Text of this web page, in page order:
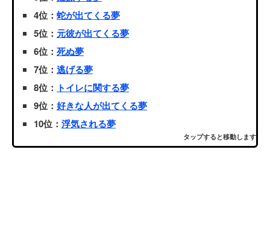
4位： 蛇が出てくる夢
5位： 元彼が出てくる夢
6位： 死ぬ夢
7位： 逃げる夢
8位： トイレに関する夢
9位： 好きな人が出てくる夢
10位： 浮気される夢
タップすると移動します